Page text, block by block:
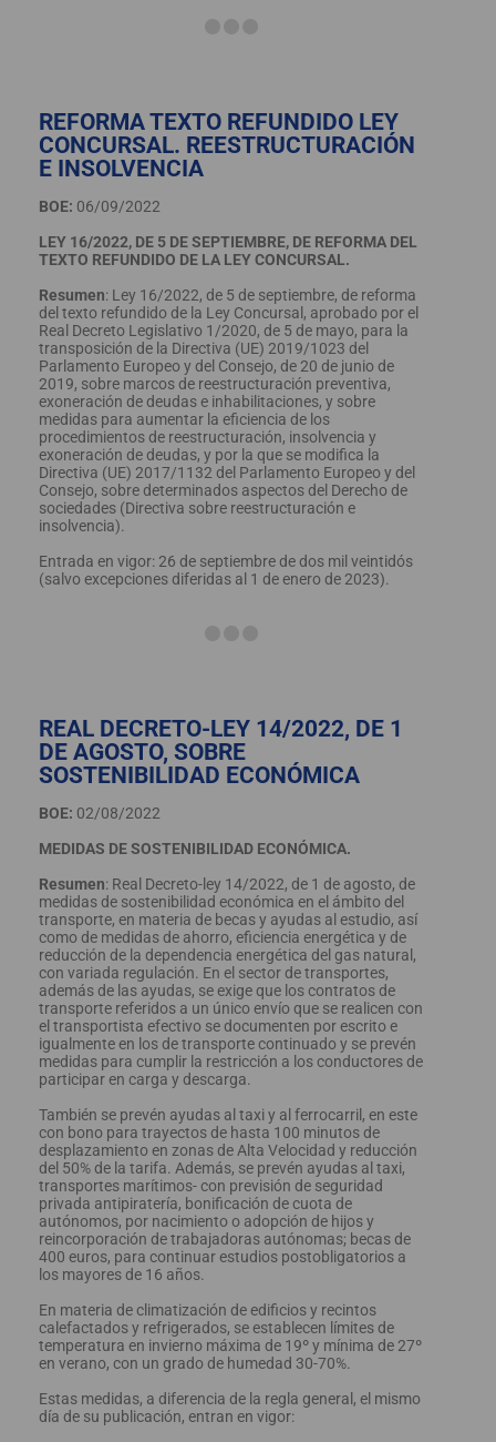
REFORMA TEXTO REFUNDIDO LEY
CONCURSAL. REESTRUCTURACIÓN
E INSOLVENCIA
BOE: 06/09/2022
LEY 16/2022, DE 5 DE SEPTIEMBRE, DE REFORMA DEL
TEXTO REFUNDIDO DE LA LEY CONCURSAL.
Resumen: Ley 16/2022, de 5 de septiembre, de reforma
del texto refundido de la Ley Concursal, aprobado por el
Real Decreto Legislativo 1/2020, de 5 de mayo, para la
transposición de la Directiva (UE) 2019/1023 del
Parlamento Europeo y del Consejo, de 20 de junio de
2019, sobre marcos de reestructuración preventiva,
exoneración de deudas e inhabilitaciones, y sobre
medidas para aumentar la eficiencia de los
procedimientos de reestructuración, insolvencia y
exoneración de deudas, y por la que se modifica la
Directiva (UE) 2017/1132 del Parlamento Europeo y del
Consejo, sobre determinados aspectos del Derecho de
sociedades (Directiva sobre reestructuración e
insolvencia).
Entrada en vigor: 26 de septiembre de dos mil veintidós
(salvo excepciones diferidas al 1 de enero de 2023).
REAL DECRETO-LEY 14/2022, DE 1
DE AGOSTO, SOBRE
SOSTENIBILIDAD ECONÓMICA
BOE: 02/08/2022
MEDIDAS DE SOSTENIBILIDAD ECONÓMICA.
Resumen: Real Decreto-ley 14/2022, de 1 de agosto, de
medidas de sostenibilidad económica en el ámbito del
transporte, en materia de becas y ayudas al estudio, así
como de medidas de ahorro, eficiencia energética y de
reducción de la dependencia energética del gas natural,
con variada regulación. En el sector de transportes,
además de las ayudas, se exige que los contratos de
transporte referidos a un único envío que se realicen con
el transportista efectivo se documenten por escrito e
igualmente en los de transporte continuado y se prevén
medidas para cumplir la restricción a los conductores de
participar en carga y descarga.
También se prevén ayudas al taxi y al ferrocarril, en este
con bono para trayectos de hasta 100 minutos de
desplazamiento en zonas de Alta Velocidad y reducción
del 50% de la tarifa. Además, se prevén ayudas al taxi,
transportes marítimos- con previsión de seguridad
privada antipiratería, bonificación de cuota de
autónomos, por nacimiento o adopción de hijos y
reincorporación de trabajadoras autónomas; becas de
400 euros, para continuar estudios postobligatorios a
los mayores de 16 años.
En materia de climatización de edificios y recintos
calefactados y refrigerados, se establecen límites de
temperatura en invierno máxima de 19º y mínima de 27º
en verano, con un grado de humedad 30-70%.
Estas medidas, a diferencia de la regla general, el mismo
día de su publicación, entran en vigor: